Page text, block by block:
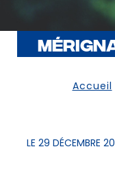
Accueil
LE 29 DÉCEMBRE